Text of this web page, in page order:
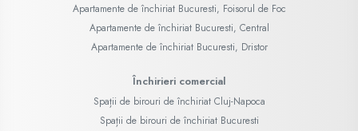
Apartamente de închiriat Bucuresti, Foisorul de Foc
Apartamente de închiriat Bucuresti, Central
Apartamente de închiriat Bucuresti, Dristor
Închirieri comercial
Spații de birouri de închiriat Cluj-Napoca
Spații de birouri de închiriat Bucuresti